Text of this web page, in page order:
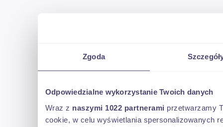
Zgoda
Odpowiedzialne wykorzystanie Twoich danych
Wraz z naszymi 1022 partnerami przetwarzamy
cookie, w celu wyświetlania spersonalizowanych